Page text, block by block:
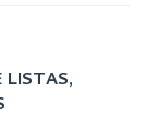
LISTAS,